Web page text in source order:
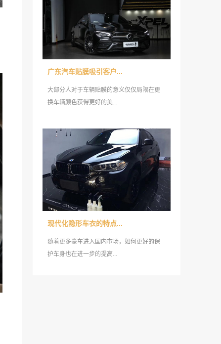
广东汽车贴膜吸引客户...
大部分人对于车辆贴膜的意义仅仅局限在更
换车辆颜色获得更好的美...
现代化隐形车衣的特点...
随着更多豪车进入国内市场，如何更好的保
护车身也在进一步的提高...